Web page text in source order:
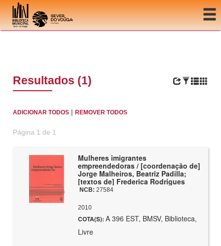
Ir para o conteúdo
Resultados (1)
ADICIONAR TODOS |REMOVER TODOS
Página 1 de 1
Mulheres imigrantes
empreendedoras / [coordenação de]
Jorge Malheiros, Beatriz Padilla;
[textos de] Frederica Rodrigues
NCB: 27584
2010
COTA(S): A 396 EST, BMSV, Biblioteca,
Livre